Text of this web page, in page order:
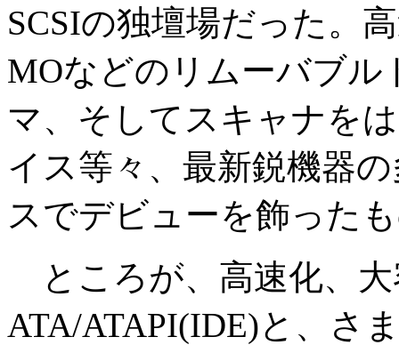
SCSIの独壇場だった。
MOなどのリムーバブ
マ、そしてスキャナを
イス等々、最新鋭機器
スでデビューを飾った
ところが、高速化、
ATA/ATAPI(IDE)と、さ